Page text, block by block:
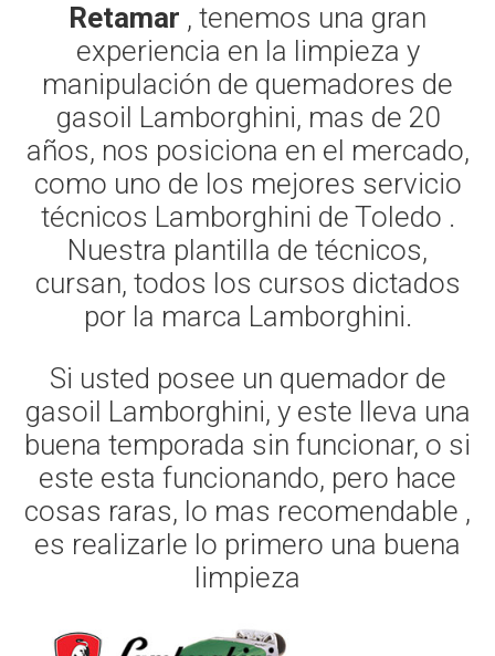
Retamar , tenemos una gran
experiencia en la limpieza y
manipulación de quemadores de
gasoil Lamborghini, mas de 20
años, nos posiciona en el mercado,
como uno de los mejores servicio
técnicos Lamborghini de Toledo .
Nuestra plantilla de técnicos,
cursan, todos los cursos dictados
por la marca Lamborghini.
Si usted posee un quemador de
gasoil Lamborghini, y este lleva una
buena temporada sin funcionar, o si
este esta funcionando, pero hace
cosas raras, lo mas recomendable ,
es realizarle lo primero una buena
limpieza